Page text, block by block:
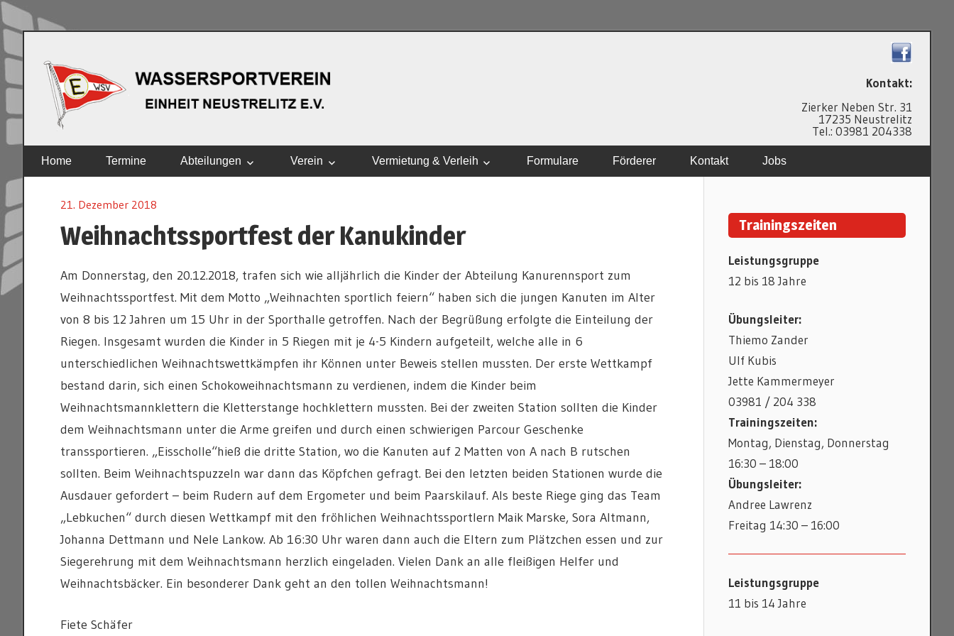
Inhalt
springen
Kontakt:
Zierker Neben Str. 31
17235 Neustrelitz
Tel.: 03981 204338
Home Termine Abteilungen Verein Vermietung & Verleih Formulare Förderer Kontakt Jobs
21. Dezember 2018
Weihnachtssportfest der Kanukinder
Am Donnerstag, den 20.12.2018, trafen sich wie alljährlich die Kinder der Abteilung Kanurennsport zum
Weihnachtssportfest. Mit dem Motto „Weihnachten sportlich feiern“ haben sich die jungen Kanuten im Alter
von 8 bis 12 Jahren um 15 Uhr in der Sporthalle getroffen. Nach der Begrüßung erfolgte die Einteilung der
Riegen. Insgesamt wurden die Kinder in 5 Riegen mit je 4-5 Kindern aufgeteilt, welche alle in 6
unterschiedlichen Weihnachtswettkämpfen ihr Können unter Beweis stellen mussten. Der erste Wettkampf
bestand darin, sich einen Schokoweihnachtsmann zu verdienen, indem die Kinder beim
Weihnachtsmannklettern die Kletterstange hochklettern mussten. Bei der zweiten Station sollten die Kinder
dem Weihnachtsmann unter die Arme greifen und durch einen schwierigen Parcour Geschenke
transsportieren. „Eisscholle“hieß die dritte Station, wo die Kanuten auf 2 Matten von A nach B rutschen
sollten. Beim Weihnachtspuzzeln war dann das Köpfchen gefragt. Bei den letzten beiden Stationen wurde die
Ausdauer gefordert – beim Rudern auf dem Ergometer und beim Paarskilauf. Als beste Riege ging das Team
„Lebkuchen“ durch diesen Wettkampf mit den fröhlichen Weihnachtssportlern Maik Marske, Sora Altmann,
Johanna Dettmann und Nele Lankow. Ab 16:30 Uhr waren dann auch die Eltern zum Plätzchen essen und zur
Siegerehrung mit dem Weihnachtsmann herzlich eingeladen. Vielen Dank an alle fleißigen Helfer und
Weihnachtsbäcker. Ein besonderer Dank geht an den tollen Weihnachtsmann!
Fiete Schäfer
Trainingszeiten
Leistungsgruppe
12 bis 18 Jahre
Übungsleiter:
Thiemo Zander
Ulf Kubis
Jette Kammermeyer
03981 / 204 338
Trainingszeiten:
Montag, Dienstag, Donnerstag
16:30 – 18:00
Übungsleiter:
Andree Lawrenz
Freitag 14:30 – 16:00
Leistungsgruppe
11 bis 14 Jahre